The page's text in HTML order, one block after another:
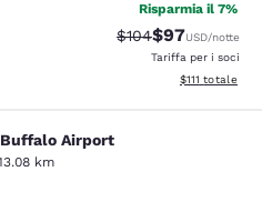
Risparmia il 7%
Tariffa di
$104Tariffa
$97USD/notte
Tariffa per i soci
Visualizza i
$111 totale
Airport
Airport
km
stelle. Buono. 1213 recensioni